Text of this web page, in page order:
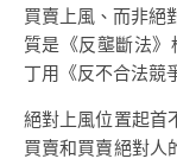
買賣上風、而非
質是《反壟斷法
丁用《反不合法競
絕對上風位置起首
買賣和買賣絕對人